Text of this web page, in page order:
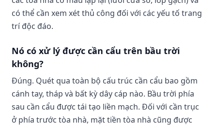
có thể cần xem xét thủ công đối với các yếu tố trang
trí độc đáo.
Nó có xử lý được cần cẩu trên bầu trời
không?
Đúng. Quét qua toàn bộ cấu trúc cần cẩu bao gồm
cánh tay, tháp và bất kỳ dây cáp nào. Bầu trời phía
sau cần cẩu được tái tạo liền mạch. Đối với cần trục
ở phía trước tòa nhà, mặt tiền tòa nhà cũng được